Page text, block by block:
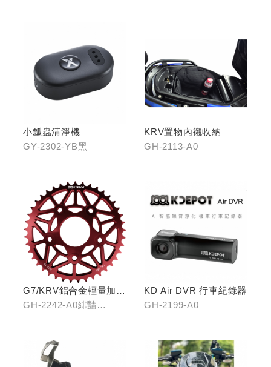
小瓢蟲清淨機
GY-2302-YB黑
KRV置物內襯收納
GH-2113-A0
G7/KRV鋁合金輕量加大
齒盤40T
GH-2242-A0緋豔
KD Air DVR 行車紀錄器
GH-2199-A0